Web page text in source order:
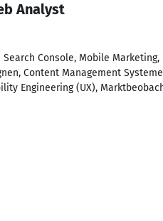
Analyst
Console, Mobile
Content Management
Engineering (UX),